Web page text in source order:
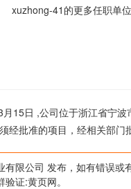
门批准后方可开展经营活动
xuzhong-41的更多任职单位
15日 ,公司位于浙江省宁
经批准的项目，经相关部门
有限公司 发布，如有错误或
证:黄页网。